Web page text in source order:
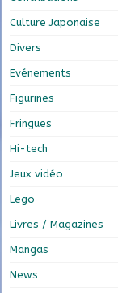
Culture Japonaise
Divers
Evénements
Figurines
Fringues
Hi-tech
Jeux vidéo
Lego
Livres / Magazines
Mangas
News